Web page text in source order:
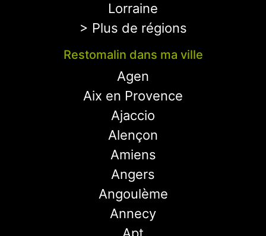
Lorraine
> Plus de régions
Restomalin dans ma ville
Agen
Aix en Provence
Ajaccio
Alençon
Amiens
Angers
Angoulème
Annecy